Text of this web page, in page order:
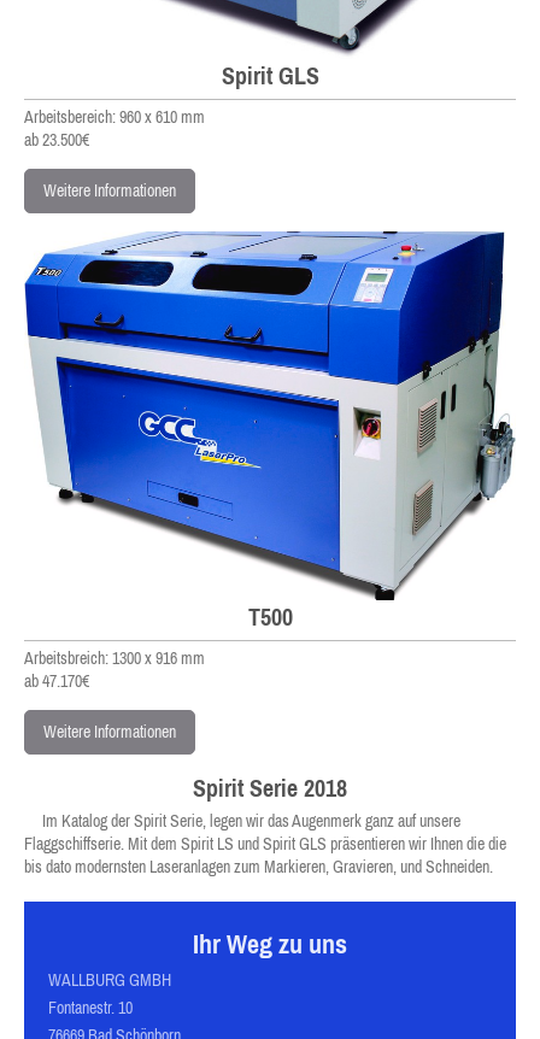
Spirit GLS
Arbeitsbereich: 960 x 610 mm
ab 23.500€
Weitere Informationen
T500
Arbeitsbreich: 1300 x 916 mm
ab 47.170€
Weitere Informationen
Spirit Serie 2018
Im Katalog der Spirit Serie, legen wir das Augenmerk ganz auf unsere
Flaggschiffserie. Mit dem Spirit LS und Spirit GLS präsentieren wir Ihnen die die
bis dato modernsten Laseranlagen zum Markieren, Gravieren, und Schneiden.
Ihr Weg zu uns
WALLBURG GMBH
Fontanestr. 10